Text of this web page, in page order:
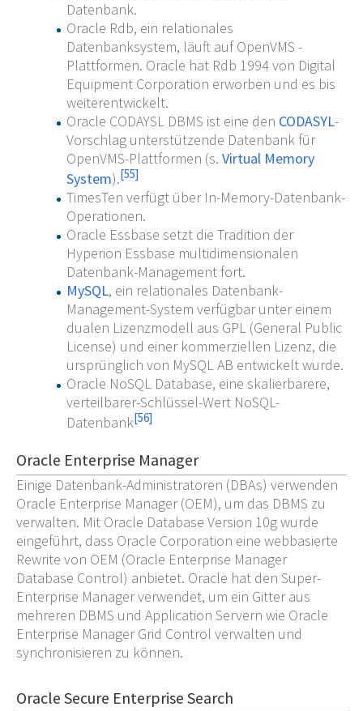
Datenbank.
Oracle Rdb, ein relationales
Datenbanksystem, läuft auf OpenVMS -
Plattformen. Oracle hat Rdb 1994 von Digital
Equipment Corporation erworben und es bis
weiterentwickelt.
Oracle CODAYSL DBMS ist eine den CODASYL-
Vorschlag unterstützende Datenbank für
OpenVMS-Plattformen (s. Virtual Memory
System).[55]
TimesTen verfügt über In-Memory-Datenbank-
Operationen.
Oracle Essbase setzt die Tradition der
Hyperion Essbase multidimensionalen
Datenbank-Management fort.
MySQL, ein relationales Datenbank-
Management-System verfügbar unter einem
dualen Lizenzmodell aus GPL (General Public
License) und einer kommerziellen Lizenz, die
ursprünglich von MySQL AB entwickelt wurde.
Oracle NoSQL Database, eine skalierbarere,
verteilbarer-Schlüssel-Wert NoSQL-
Datenbank[56]
Oracle Enterprise Manager
Einige Datenbank-Administratoren (DBAs) verwenden
Oracle Enterprise Manager (OEM), um das DBMS zu
verwalten. Mit Oracle Database Version 10g wurde
eingeführt, dass Oracle Corporation eine webbasierte
Rewrite von OEM (Oracle Enterprise Manager
Database Control) anbietet. Oracle hat den Super-
Enterprise Manager verwendet, um ein Gitter aus
mehreren DBMS und Application Servern wie Oracle
Enterprise Manager Grid Control verwalten und
synchronisieren zu können.
Oracle Secure Enterprise Search